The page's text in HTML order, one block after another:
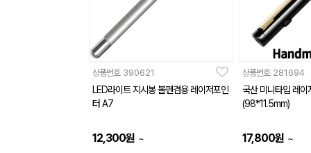
상품번호 390621
LED라이트 지시봉 볼펜겸용 레이저포인
터 A7
12,300원 ~
상품번호 281694
국산 미니타입 레
(98*11.5mm)
17,800원 ~